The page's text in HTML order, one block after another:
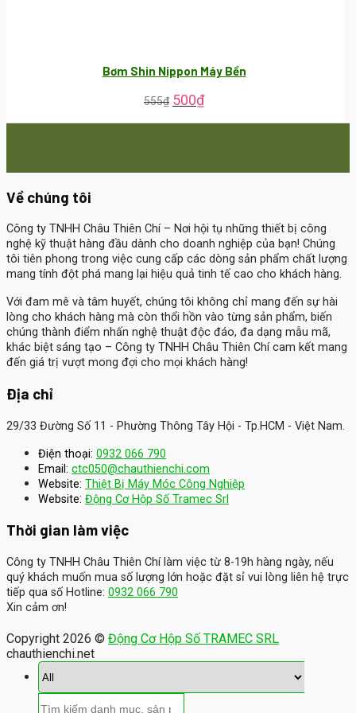
Bơm Shin Nippon Máy Bền
555₫ 500₫
Về chúng tôi
Công ty TNHH Châu Thiên Chí– Nơi hội tụ những thiết bị công
nghệ kỹ thuật hàng đầu dành cho doanh nghiệp của bạn! Chúng
tôi tiên phong trong việc cung cấp các dòng sản phẩm chất lượng
mang tính đột phá mang lại hiệu quả tinh tế cao cho khách hàng.
Với đam mê và tâm huyết, chúng tôi không chỉ mang đến sự hài
lòng cho khách hàng mà còn thổi hồn vào từng sản phẩm, biến
chúng thành điểm nhấn nghệ thuật độc đáo, đa dạng mẫu mã,
khác biệt sáng tạo – Công ty TNHH Châu Thiên Chí cam kết mang
đến giá trị vượt mong đợi cho mọi khách hàng!
Địa chỉ
29/33 Đường Số 11 - Phường Thông Tây Hội - Tp.HCM - Việt Nam.
Điện thoại: 0932 066 790
Email: ctc050@chauthienchi.com
Website: Thiệt Bị Máy Móc Công Nghiệp
Website: Động Cơ Hộp Số Tramec Srl
Thời gian làm việc
Công ty TNHH Châu Thiên Chí làm việc từ 8-19h hàng ngày, nếu
quý khách muốn mua số lượng lớn hoặc đặt sỉ vui lòng liên hệ trực
tiếp qua số Hotline: 0932 066 790
Xin cảm ơn!
Copyright 2026 © Động Cơ Hộp Số TRAMEC SRL
chauthienchi.net